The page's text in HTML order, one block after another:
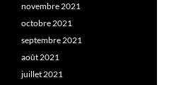
novembre 2021
octobre 2021
septembre 2021
août 2021
juillet 2021